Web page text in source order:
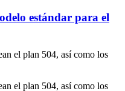
estándar para el
el plan 504, así como los
el plan 504, así como los